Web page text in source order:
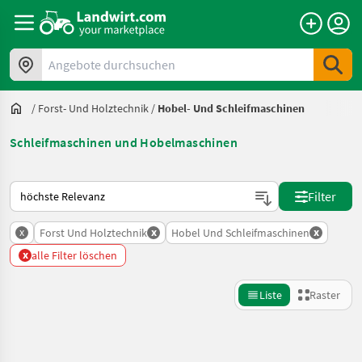
Angebote durchsuchen
/ Forst- Und Holztechnik / Hobel- Und Schleifmaschinen
Schleifmaschinen und Hobelmaschinen
So wird auf Landwirt.com sortiert
Filter
x Forst Und Holztechnik x Hobel Und Schleifmaschinen x
x alle Filter löschen
Liste Raster